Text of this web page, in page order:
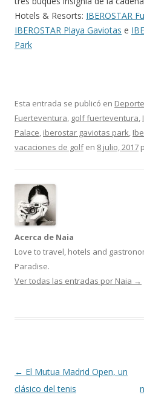
Hotels & Resorts: IBEROSTAR
IBEROSTAR Playa Gaviotas e
Park
Esta entrada se publicó en
Fuerteventura, golf fuerteventura,
Palace, iberostar gaviotas park,
vacaciones de golfen 8 julio, 2017
Acerca de Naia
Love to travel, hotels and
Paradise.
Ver todas las entradas por Naia →
Navegación
de
← El Mutua Madrid Open, un
clásico del tenis